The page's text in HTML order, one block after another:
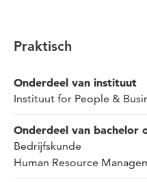
Praktisch
Onderdeel van instituut
Instituut for People &
Onderdeel van bachelor
Bedrijfskunde
Human Resource